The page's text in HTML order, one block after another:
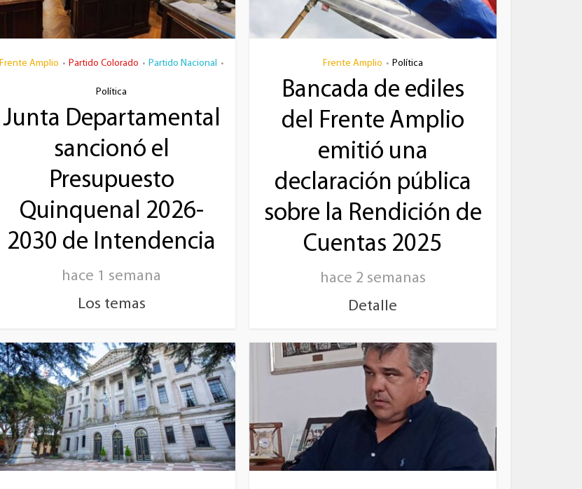
Frente Amplio • Partido Colorado • Partido Nacional •
Política
Junta Departamental
sancionó el
Presupuesto
Quinquenal 2026-
2030 de Intendencia
hace 1 semana
Los temas
Frente Amplio • Política
Bancada de ediles
del Frente Amplio
emitió una
declaración pública
sobre la Rendición de
Cuentas 2025
hace 2 semanas
Detalle